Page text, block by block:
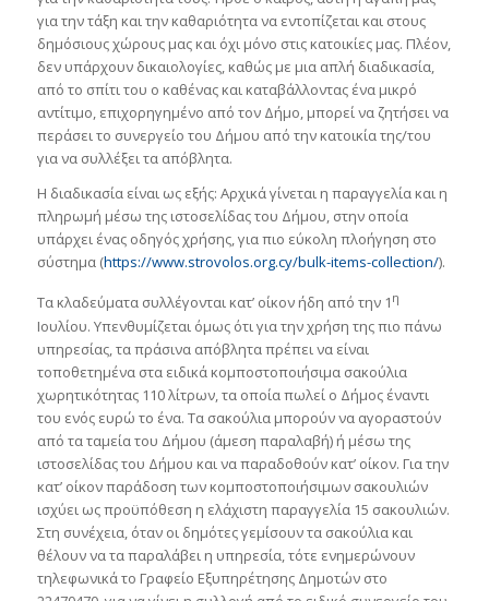
για την τάξη και την καθαριότητα να εντοπίζεται και στους
δημόσιους χώρους μας και όχι μόνο στις κατοικίες μας. Πλέον,
δεν υπάρχουν δικαιολογίες, καθώς με μια απλή διαδικασία,
από το σπίτι του ο καθένας και καταβάλλοντας ένα μικρό
αντίτιμο, επιχορηγημένο από τον Δήμο, μπορεί να ζητήσει να
περάσει το συνεργείο του Δήμου από την κατοικία της/του
για να συλλέξει τα απόβλητα.
Η διαδικασία είναι ως εξής: Αρχικά γίνεται η παραγγελία και η
πληρωμή μέσω της ιστοσελίδας του Δήμου, στην οποία
υπάρχει ένας οδηγός χρήσης, για πιο εύκολη πλοήγηση στο
σύστημα (https://www.strovolos.org.cy/bulk-items-collection/).
Τα κλαδεύματα συλλέγονται κατ’ οίκον ήδη από την 1 η
Ιουλίου. Υπενθυμίζεται όμως ότι για την χρήση της πιο πάνω
υπηρεσίας, τα πράσινα απόβλητα πρέπει να είναι
τοποθετημένα στα ειδικά κομποστοποιήσιμα σακούλια
χωρητικότητας 110 λίτρων, τα οποία πωλεί ο Δήμος έναντι
του ενός ευρώ το ένα. Τα σακούλια μπορούν να αγοραστούν
από τα ταμεία του Δήμου (άμεση παραλαβή) ή μέσω της
ιστοσελίδας του Δήμου και να παραδοθούν κατ’ οίκον. Για την
κατ’ οίκον παράδοση των κομποστοποιήσιμων σακουλιών
ισχύει ως προϋπόθεση η ελάχιστη παραγγελία 15 σακουλιών.
Στη συνέχεια, όταν οι δημότες γεμίσουν τα σακούλια και
θέλουν να τα παραλάβει η υπηρεσία, τότε ενημερώνουν
τηλεφωνικά το Γραφείο Εξυπηρέτησης Δημοτών στο